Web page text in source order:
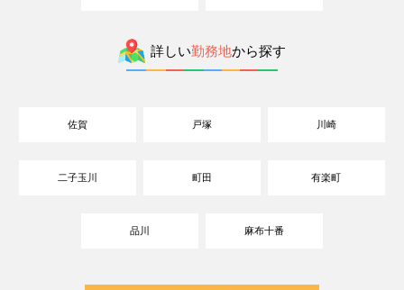
詳しい勤務地から探す
佐賀 戸塚 川崎
二子玉川 町田 有楽町
品川 麻布十番